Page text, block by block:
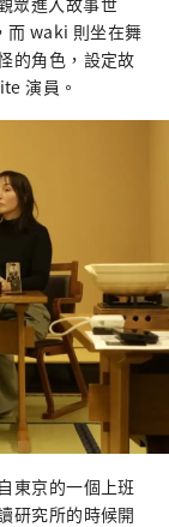
而 waki 則坐在舞
的角色，設定故
演員。
東京的一個上班
研究所的時候開